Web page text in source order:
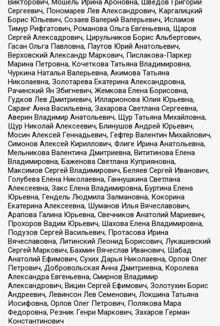
Викторович, Мошель Ирина Ароновна, Шведов Григорий
Сергеевич, Пономарев Лев Александрович, Каргалицкий
Борис Юльевич, Созаев Валерий Валерьевич, Исламов
Тимур Рифгатович, Романова Ольга Евгеньевна, Щаров
Сергей Алексадрович, Цирульников Борис Альбертович,
Гасан Ольга Павловна, Паутов Юрий Анатольевич,
Верховский Александр Маркович, Пислакова-Паркер
Марина Петровна, Кочеткова Татьяна Владимировна,
Чуркина Наталья Валерьевна, Акимова Татьяна
Николаевна, Золотарева Екатерина Александровна,
Рачинский Ян Збигневич, Жемкова Елена Борисовна,
Гудков Лев Дмитриевич, Илларионова Юлия Юрьевна,
Саранг Анна Васильевна, Захарова Светлана Сергеевна,
Аверин Владимир Анатольевич, Щур Татьяна Михайловна,
Щур Николай Алексеевич, Блинушов Андрей Юрьевич,
Мосин Алексей Геннадьевич, Гефтер Валентин Михайлович,
Симонов Алексей Кириллович, Флиге Ирина Анатольевна,
Мельникова Валентина Дмитриевна, Вититинова Елена
Владимировна, Баженова Светлана Куприяновна,
Максимов Сергей Владимирович, Беляев Сергей Иванович,
Голубева Елена Николаевна, Ганнушкина Светлана
Алексеевна, Закс Елена Владимировна, Буртина Елена
Юрьевна, Гендель Людмила Залмановна, Кокорина
Екатерина Алексеевна, Шуманов Илья Вячеславович,
Арапова Галина Юрьевна, Свечников Анатолий Мариевич,
Прохоров Вадим Юрьевич, Шахова Елена Владимировна,
Подузов Сергей Васильевич, Протасова Ирина
Вячеславовна, Литинский Леонид Борисович, Лукашевский
Сергей Маркович, Бахмин Вячеслав Иванович, Шабад
Анатолий Ефимович, Сухих Дарья Николаевна, Орлов Олег
Петрович, Добровольская Анна Дмитриевна, Королева
Александра Евгеньевна, Смирнов Владимир
Александрович, Вицин Сергей Ефимович, Золотухин Борис
Андреевич, Левинсон Лев Семенович, Локшина Татьяна
Иосифовна, Орлов Олег Петрович, Полякова Мара
Федоровна, Резник Генри Маркович, Захаров Герман
Константинович